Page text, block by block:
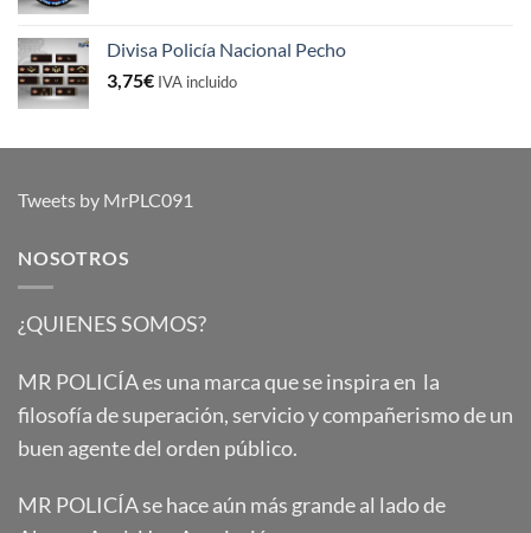
Divisa Policía Nacional Pecho
3,75€ IVA incluido
Tweets by MrPLC091
NOSOTROS
¿QUIENES SOMOS?
MR POLICÍA es una marca que se inspira en la
filosofía de superación, servicio y compañerismo de un
buen agente del orden público.
MR POLICÍA se hace aún más grande al lado de